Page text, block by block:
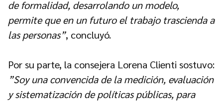
de formalidad, desarrolando un modelo,
permite que en un futuro el trabajo trascienda a
las personas”, concluyó.
Por su parte, la consejera Lorena Clienti sostuvo:
”Soy una convencida de la medición, evaluación
y sistematización de políticas públicas, para